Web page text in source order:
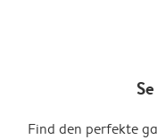
Find den perfekte